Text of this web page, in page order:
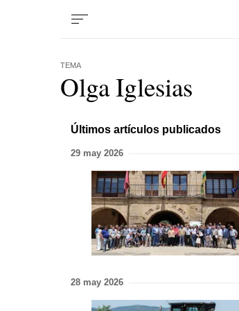
TEMA
Olga Iglesias
Últimos artículos publicados
29 may 2026
28 may 2026